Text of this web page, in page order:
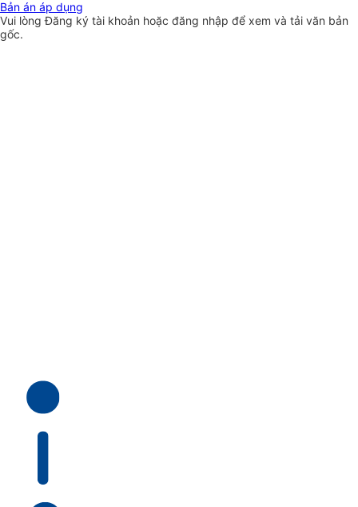
Bản án áp dụng
Vui lòngĐăng ký tài khoản hoặc đăng nhập để xem và tải văn bản
gốc.